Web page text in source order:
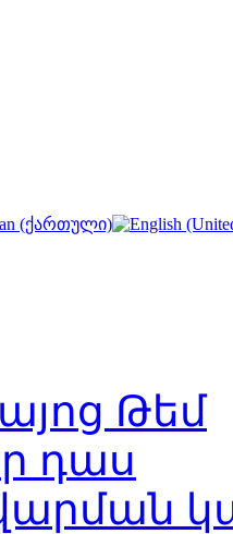
Թեմ
դաս